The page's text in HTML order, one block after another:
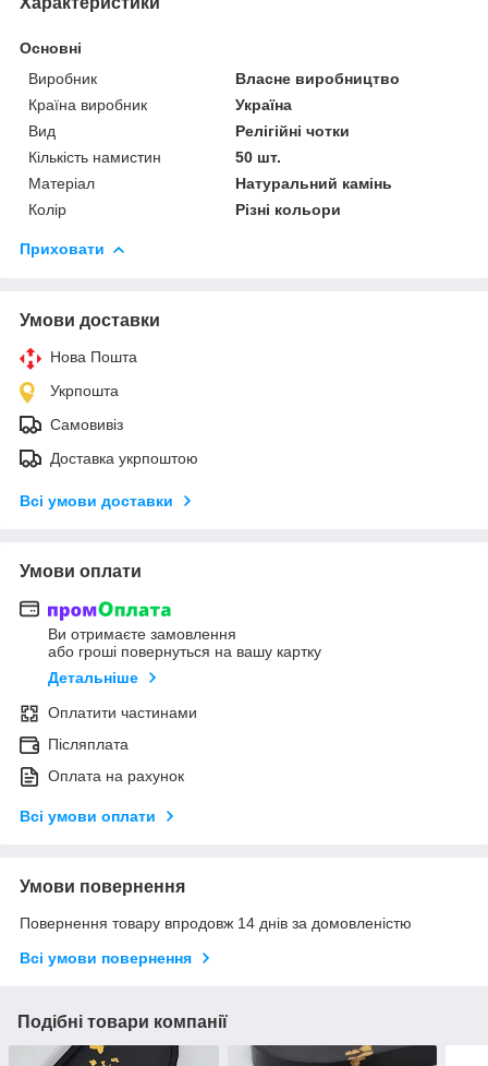
Основні
Виробник
Власне виробництво
Країна виробник
Україна
Вид
Релігійні чотки
Кількість намистин
50 шт.
Матеріал
Натуральний камінь
Колір
Різні кольори
Приховати
Умови доставки
Нова Пошта
Укрпошта
Самовивіз
Доставка укрпоштою
Всі умови доставки
Умови оплати
Ви отримаєте замовлення
або гроші повернуться на вашу картку
Детальніше
Оплатити частинами
Післяплата
Оплата на рахунок
Всі умови оплати
Умови повернення
Повернення товару впродовж 14 днів за домовленістю
Всі умови повернення
Подібні товари компанії